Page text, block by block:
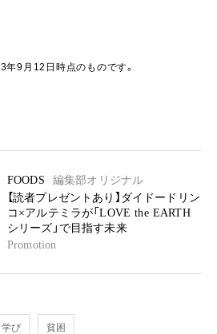
9月12日時点のものです。
FOODS
編集部オリジナル
【読者プレゼントあり】ダイドードリン
コ×アルテミラが「LOVE the EARTH
シリーズ」で目指す未来
Promotion
学び 貧困